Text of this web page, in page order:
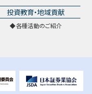
投資教育・地域貢献
各種活動のご紹介